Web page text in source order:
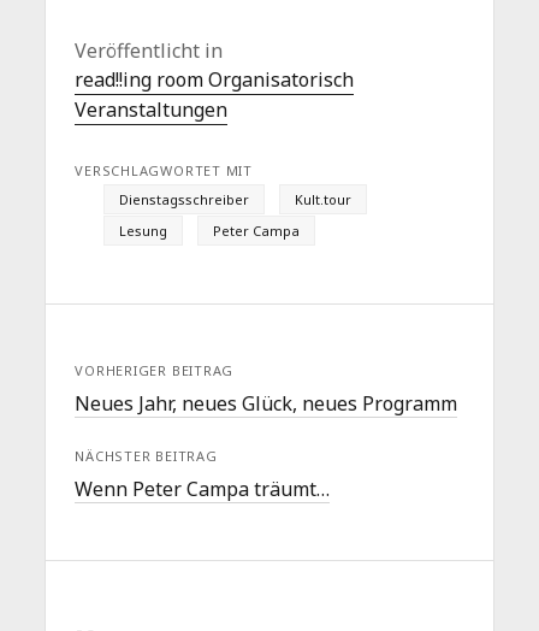
Veröffentlicht in
read!!ing room Organisatorisch
Veranstaltungen
VERSCHLAGWORTET MIT
Dienstagsschreiber
Kult.tour
Lesung
Peter Campa
VORHERIGER BEITRAG
Neues Jahr, neues Glück, neues Programm
NÄCHSTER BEITRAG
Wenn Peter Campa träumt…